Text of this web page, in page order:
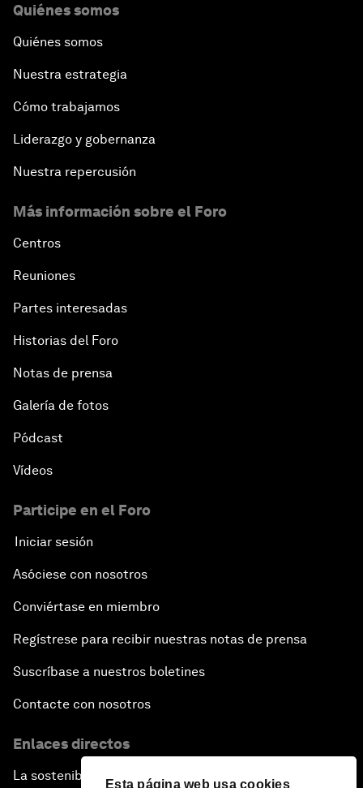
Esta página web usa cookies
Quiénes somos
Quiénes somos
Nuestra estrategia
Cómo trabajamos
Liderazgo y gobernanza
Nuestra repercusión
Más información sobre el Foro
Centros
Reuniones
Partes interesadas
Historias del Foro
Notas de prensa
Galería de fotos
Pódcast
Vídeos
Participe en el Foro
Iniciar sesión
Asóciese con nosotros
Conviértase en miembro
Regístrese para recibir nuestras notas de prensa
Suscríbase a nuestros boletines
Contacte con nosotros
Enlaces directos
La sostenibilidad en el Foro